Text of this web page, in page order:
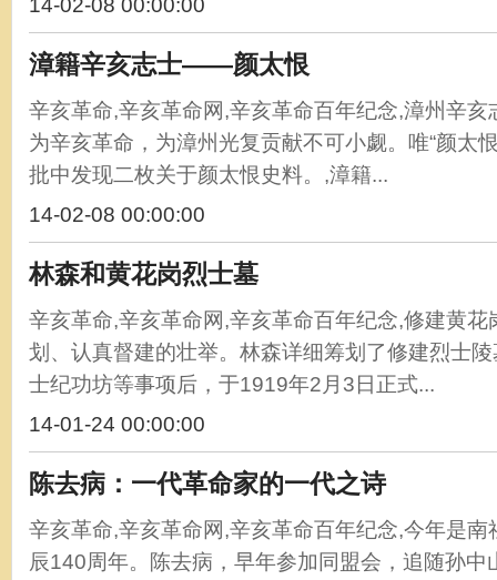
漳籍辛亥志士——颜太恨
辛亥革命,辛亥革命网,辛亥革命百年纪念,漳州辛
为辛亥革命，为漳州光复贡献不可小觑。唯“颜太
批中发现二枚关于颜太恨史料。,漳籍...
14-02-08 00:00:00
林森和黄花岗烈士墓
辛亥革命,辛亥革命网,辛亥革命百年纪念,修建黄
划、认真督建的壮举。林森详细筹划了修建烈士
士纪功坊等事项后，于1919年2月3日正式...
14-01-24 00:00:00
陈去病：一代革命家的一代之诗
辛亥革命,辛亥革命网,辛亥革命百年纪念,今年是
辰140周年。陈去病，早年参加同盟会，追随孙中